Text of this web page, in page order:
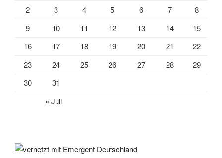
2 3 4 5 6 7
8
9
10 11 12 13 14
15
16
17 18 19 20 21
22
23
24 25 26 27 28
29
30
31
« Juli